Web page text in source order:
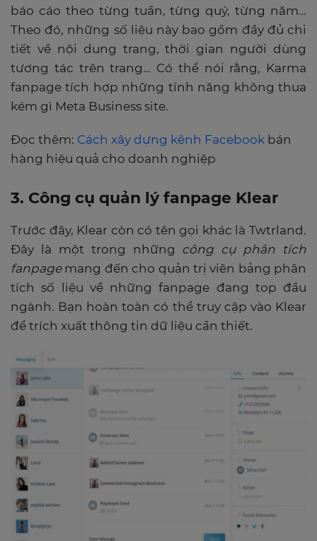
báo cáo theo từng tuần, từng quý, từng năm…
Theo đó, những số liệu này bao gồm đầy đủ chi
tiết về nội dung trang, thời gian người dùng
tương tác trên trang… Có thể nói rằng, Karma
fanpage tích hợp những tính năng không thua
kém gì Meta Business site.
Đọc thêm: Cách xây dựng kênh Facebook bán
hàng hiệu quả cho doanh nghiệp
3. Công cụ quản lý fanpage Klear
Trước đây, Klear còn có tên gọi khác là Twtrland.
Đây là một trong những công cụ phân tích
fanpagemang đến cho quản trị viên bảng phân
tích số liệu về những fanpage đang top đầu
ngành. Bạn hoàn toàn có thể truy cập vào Klear
để trích xuất thông tin dữ liệu cần thiết.